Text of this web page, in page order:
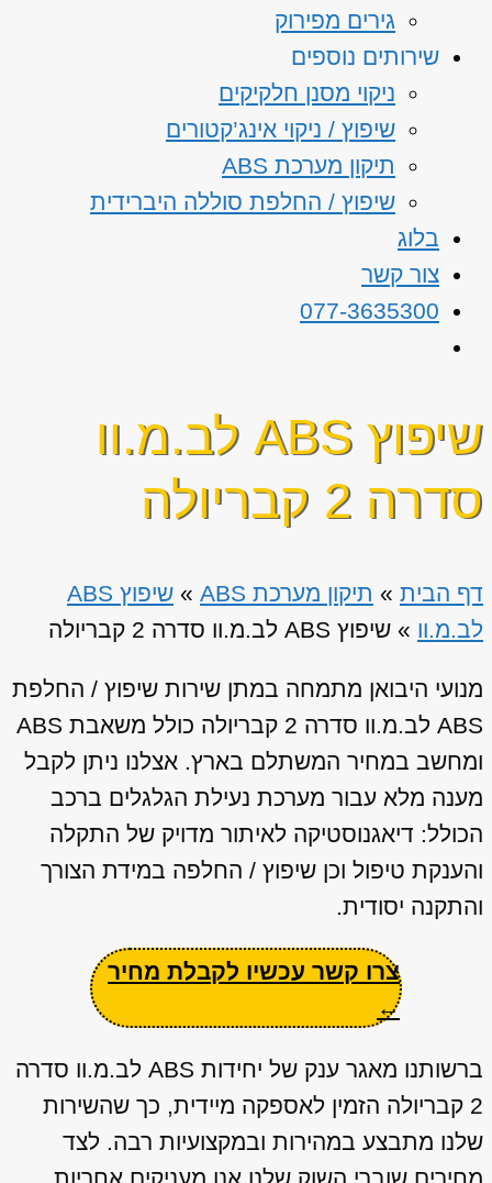
גירים מפירוק
שירותים נוספים
ניקוי מסנן חלקיקים
שיפוץ / ניקוי אינג’קטורים
תיקון מערכת ABS
שיפוץ / החלפת סוללה היברידית
בלוג
צור קשר
077-3635300
שיפוץ ABS לב.מ.וו
סדרה 2 קבריולה
דף הבית » תיקון מערכת ABS »
שיפוץ ABS
לב.מ.וו » שיפוץ ABS לב.מ.וו סדרה 2 קבריולה
מנועי היבואן מתמחה במתן שירות שיפוץ / החלפת
ABS לב.מ.וו סדרה 2 קבריולה כולל משאבת ABS
ומחשב במחיר המשתלם בארץ. אצלנו ניתן לקבל
מענה מלא עבור מערכת נעילת הגלגלים ברכב
הכולל: דיאגנוסטיקה לאיתור מדויק של התקלה
והענקת טיפול וכן שיפוץ / החלפה במידת הצורך
והתקנה יסודית.
צרו קשר עכשיו לקבלת מחיר
←
ברשותנו מאגר ענק של יחידות ABS לב.מ.וו סדרה
2 קבריולה הזמין לאספקה מיידית, כך שהשירות
שלנו מתבצע במהירות ובמקצועיות רבה. לצד
מחירים שוברי השוק שלנו אנו מעניקים אחריות